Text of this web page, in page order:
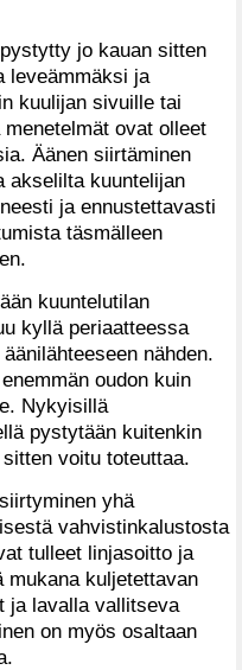
jo kauan sitten
leveämmäksi ja
kuulijan sivuille tai
ovat olleet
Äänen siirtäminen
akselilta kuuntelijan
ja ennustettavasti
täsmälleen
kuuntelutilan
kyllä periaatteessa
nähden.
oudon kuin
Nykyisillä
pystytään kuitenkin
voitu toteuttaa.
yhä
vahvistinkalustosta
tulleet linjasoitto ja
mukana kuljetettavan
ja lavalla vallitseva
on myös osaltaan